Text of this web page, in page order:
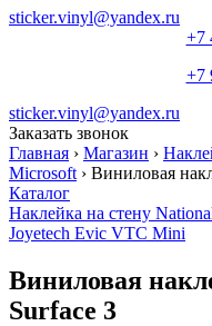
sticker.vinyl@yandex.ru
+7
+7
sticker.vinyl@yandex.ru
Заказать звонок
Главная › Магазин ›
Microsoft › Виниловая
Каталог
Наклейка на стену
Joyetech Evic VTC Mini
Виниловая
Surface 3